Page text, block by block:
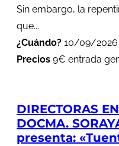
Sin embargo, la
que...
¿Cuándo? 10/09/2026
Precios 9€ entrada
DIRECTORAS
DOCMA.
presenta: